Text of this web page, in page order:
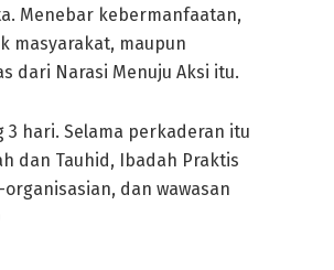
Menebar kebermanfaatan,
masyarakat, maupun
dari Narasi Menuju Aksi itu.
3 hari. Selama perkaderan itu
dan Tauhid, Ibadah Praktis
dan wawasan